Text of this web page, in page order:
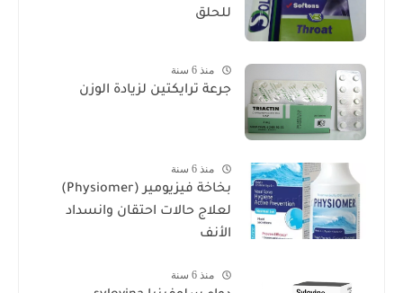
للحلق
منذ 6 سنة
جرعة ترايكتين لزيادة الوزن
منذ 6 سنة
بخاخة فيزيومير (Physiomer)
لعلاج حالات احتقان وانسداد
الأنف
منذ 6 سنة